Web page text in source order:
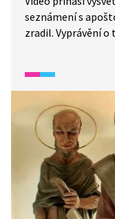
seznámení s
zradil. Vyprávění